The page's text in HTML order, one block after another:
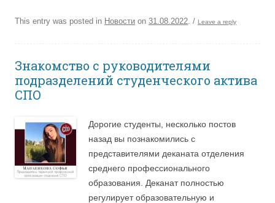
This entry was posted in Новости on 31.08.2022 / Leave a reply
Знакомство с руководителями
подразделений студенческого актива
СПО
Дорогие студенты, несколько постов
назад вы познакомились с
представителями деканата отделения
среднего профессионального
образования. Деканат полностью
регулирует образовательную и